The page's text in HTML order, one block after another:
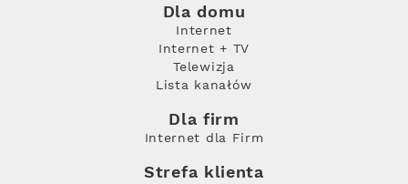
Dla domu
Internet
Internet + TV
Telewizja
Lista kanałów
Dla firm
Internet dla Firm
Strefa klienta